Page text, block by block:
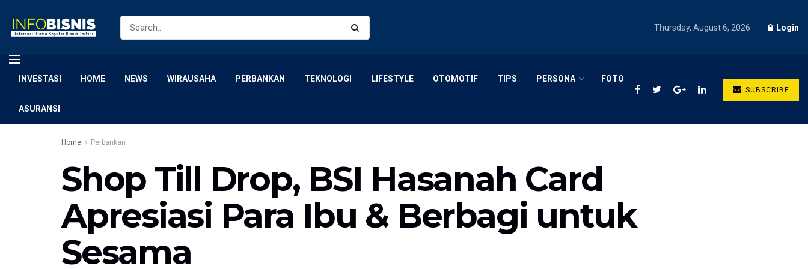
Thursday, August 6, 2026 Login
INVESTASI HOME NEWS WIRAUSAHA PERBANKAN TEKNOLOGI LIFESTYLE OTOMOTIF TIPS PERSONA FOTO
ASURANSI
SUBSCRIBE
Home Perbankan
Shop Till Drop, BSI Hasanah Card
Apresiasi Para Ibu & Berbagi untuk
Sesama